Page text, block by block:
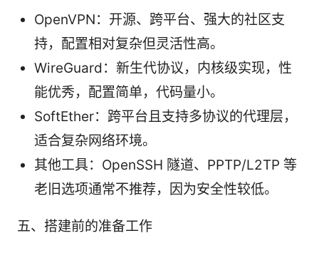
OpenVPN：开源、跨平台、强大的社区支
持，配置相对复杂但灵活性高。
WireGuard：新生代协议，内核级实现，性
能优秀，配置简单，代码量小。
SoftEther：跨平台且支持多协议的代理层，
适合复杂网络环境。
其他工具：OpenSSH 隧道、PPTP/L2TP 等
老旧选项通常不推荐，因为安全性较低。
五、搭建前的准备工作